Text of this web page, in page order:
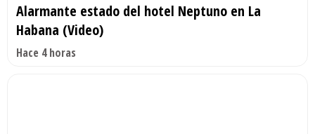
Alarmante estado del hotel Neptuno en La
Habana (Video)
Hace 4 horas